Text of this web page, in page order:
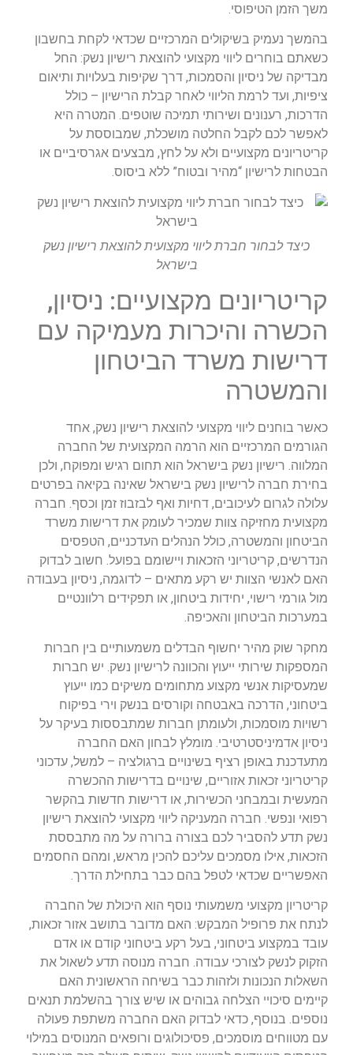
משך הזמן הטיפוסי.
בהמשך נעמיק בשיקולים המרכזיים שכדאי לקחת בחשבון
כשאתם בוחרים ליווי מקצועי להוצאת רישיון נשק: החל
מבדיקה של ניסיון והסמכות, דרך שקיפות בעלויות ותיאום
ציפיות, ועד לרמת הליווי לאחר קבלת הרישיון – כולל
הדרכות, רענונים ושירותי תמיכה שוטפים. המטרה היא
לאפשר לכם לקבל החלטה מושכלת, שמבוססת על
קריטריונים מקצועיים ולא על לחץ, מבצעים אגרסיביים או
הבטחות לרישיון “מהיר ובטוח” ללא ביסוס.
כיצד לבחור חברת ליווי מקצועית להוצאת רישיון נשק
בישראל
קריטריונים מקצועיים: ניסיון,
הכשרה והיכרות מעמיקה עם
דרישות משרד הביטחון
והמשטרה
כאשר בוחנים ליווי מקצועי להוצאת רישיון נשק, אחד
הגורמים המרכזיים הוא הרמה המקצועית של החברה
המלווה. רישיון נשק בישראל הוא תחום רגיש ומפוקח, ולכן
בחירת חברה לרישיון נשק בישראל שאינה בקיאה בפרטים
עלולה לגרום לעיכובים, דחיות ואף לבזבוז זמן וכסף. חברה
מקצועית מחזיקה צוות שמכיר לעומק את דרישות משרד
הביטחון והמשטרה, כולל הנהלים העדכניים, הטפסים
הנדרשים, קריטריוני הזכאות ויישומם בפועל. חשוב לבדוק
האם לאנשי הצוות יש רקע מתאים – לדוגמה, ניסיון בעבודה
מול גורמי רישוי, יחידות ביטחון, או תפקידים רלוונטיים
במערכות הביטחון והאכיפה.
מחקר שוק מהיר יחשוף הבדלים משמעותיים בין חברות
המספקות שירותי ייעוץ והכוונה לרישיון נשק. יש חברות
שמעסיקות אנשי מקצוע מתחומים משיקים כמו ייעוץ
ביטחוני, הדרכה באבטחה וקורסים בנשק וירי בפיקוח
רשויות מוסמכות, ולעומתן חברות שמתבססות בעיקר על
ניסיון אדמיניסטרטיבי. מומלץ לבחון האם החברה
מתעדכנת באופן רציף בשינויים ברגולציה – למשל, עדכוני
קריטריוני זכאות אזוריים, שינויים בדרישות ההכשרה
המעשית ובמבחני הכשירות, או דרישות חדשות בהקשר
רפואי ונפשי. חברה המעניקה ליווי מקצועי להוצאת רישיון
נשק תדע להסביר לכם בצורה ברורה על מה מתבססת
הזכאות, אילו מסמכים עליכם להכין מראש, ומהם החסמים
האפשריים שכדאי לטפל בהם כבר בתחילת הדרך.
קריטריון מקצועי משמעותי נוסף הוא היכולת של החברה
לנתח את פרופיל המבקש: האם מדובר בתושב אזור זכאות,
עובד במקצוע ביטחוני, בעל רקע ביטחוני קודם או אדם
הזקוק לנשק לצורכי עבודה. חברה מנוסה תדע לשאול את
השאלות הנכונות ולזהות כבר בשיחה הראשונית האם
קיימים סיכויי הצלחה גבוהים או שיש צורך בהשלמת תנאים
נוספים. בנוסף, כדאי לבדוק האם החברה משתפת פעולה
עם מטווחים מוסמכים, פסיכולוגים ורופאים המנוסים במילוי